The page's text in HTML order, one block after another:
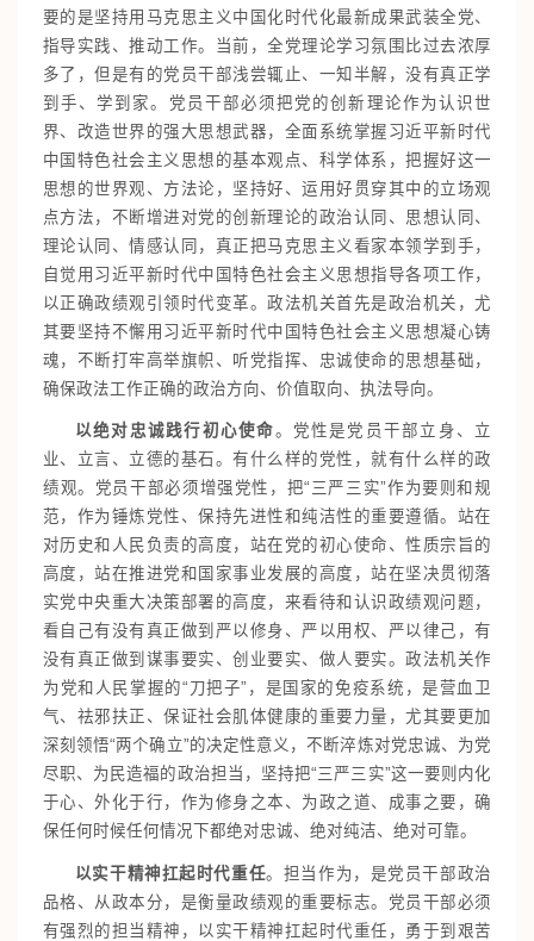
要的是坚持用马克思主义中国化时代化最新成果武装全党、
指导实践、推动工作。当前，全党理论学习氛围比过去浓厚
多了，但是有的党员干部浅尝辄止、一知半解，没有真正学
到手、学到家。党员干部必须把党的创新理论作为认识世
界、改造世界的强大思想武器，全面系统掌握习近平新时代
中国特色社会主义思想的基本观点、科学体系，把握好这一
思想的世界观、方法论，坚持好、运用好贯穿其中的立场观
点方法，不断增进对党的创新理论的政治认同、思想认同、
理论认同、情感认同，真正把马克思主义看家本领学到手，
自觉用习近平新时代中国特色社会主义思想指导各项工作，
以正确政绩观引领时代变革。政法机关首先是政治机关，尤
其要坚持不懈用习近平新时代中国特色社会主义思想凝心铸
魂，不断打牢高举旗帜、听党指挥、忠诚使命的思想基础，
确保政法工作正确的政治方向、价值取向、执法导向。
以绝对忠诚践行初心使命。党性是党员干部立身、立
业、立言、立德的基石。有什么样的党性，就有什么样的政
绩观。党员干部必须增强党性，把“三严三实”作为要则和规
范，作为锤炼党性、保持先进性和纯洁性的重要遵循。站在
对历史和人民负责的高度，站在党的初心使命、性质宗旨的
高度，站在推进党和国家事业发展的高度，站在坚决贯彻落
实党中央重大决策部署的高度，来看待和认识政绩观问题，
看自己有没有真正做到严以修身、严以用权、严以律己，有
没有真正做到谋事要实、创业要实、做人要实。政法机关作
为党和人民掌握的“刀把子”，是国家的免疫系统，是营血卫
气、祛邪扶正、保证社会肌体健康的重要力量，尤其要更加
深刻领悟“两个确立”的决定性意义，不断淬炼对党忠诚、为党
尽职、为民造福的政治担当，坚持把“三严三实”这一要则内化
于心、外化于行，作为修身之本、为政之道、成事之要，确
保任何时候任何情况下都绝对忠诚、绝对纯洁、绝对可靠。
以实干精神扛起时代重任。担当作为，是党员干部政治
品格、从政本分，是衡量政绩观的重要标志。党员干部必须
有强烈的担当精神，以实干精神扛起时代重任，勇于到艰苦